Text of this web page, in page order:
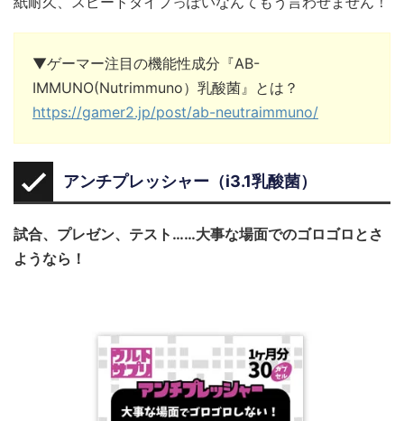
▼ゲーマー注目の機能性成分『AB-
IMMUNO(Nutrimmuno）乳酸菌』とは？
https://gamer2.jp/post/ab-neutraimmuno/
アンチプレッシャー（i3.1乳酸菌）
試合、プレゼン、テスト……大事な場面でのゴロゴロとさ
ようなら！